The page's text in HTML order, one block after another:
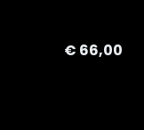
€ 66,00